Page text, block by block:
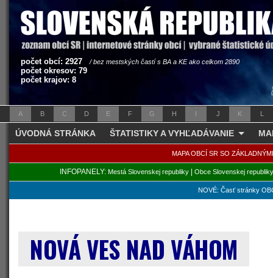
počet obcí: 2927 / bez mestských častí s BA a KE ako celkom 2890
počet okresov: 79
počet krajov: 8
A B C D E F G H I J K L
ÚVODNÁ STRÁNKA ŠTATISTIKY A VYHĽADÁVANIE
MAPA OBCÍ SR SO
INFOPANELY: Mestá Slovenskej republiky| Obce Slovenskej republiky
NOVÉ: Časť stránky
NOVÁ VES NAD VÁHOM